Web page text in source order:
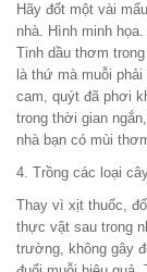
Hãy đốt một vài
nhà. Hình minh họa.
Tinh dầu thơm
là thứ mà muỗi
cam, quýt đã phơi
trong thời gian
nhà bạn có mùi
4. Trồng các loại
Thay vì xịt thuốc,
thực vật sau trong
trường, không gây